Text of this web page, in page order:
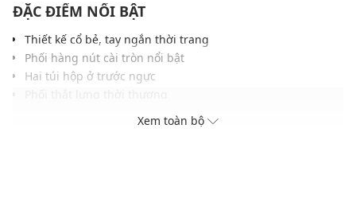
ĐẶC ĐIỂM NỔI BẬT
Thiết kế cổ bẻ, tay ngắn thời trang
Phối hàng nút cài tròn nổi bật
Hai túi hộp ở trước ngực
Chất vải mềm mịn, đường may tỉ mỉ, chắc chắn
Xem toàn bộ